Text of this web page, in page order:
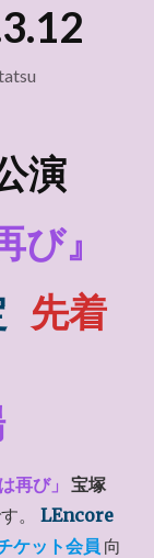
演
び』
先着
再び」
宝塚
。
LEncore
ケット会員 向